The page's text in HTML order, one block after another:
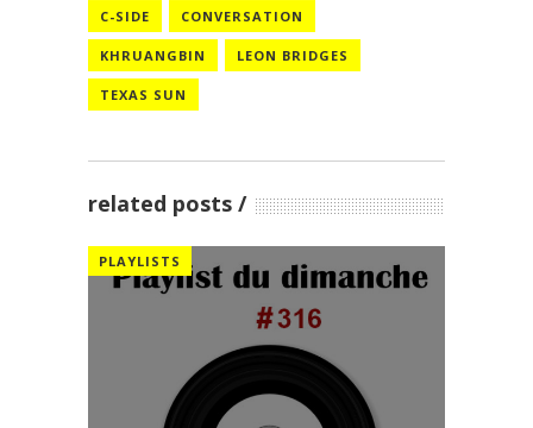
C-SIDE CONVERSATION
KHRUANGBIN LEON BRIDGES
TEXAS SUN
related posts
PLAYLISTS